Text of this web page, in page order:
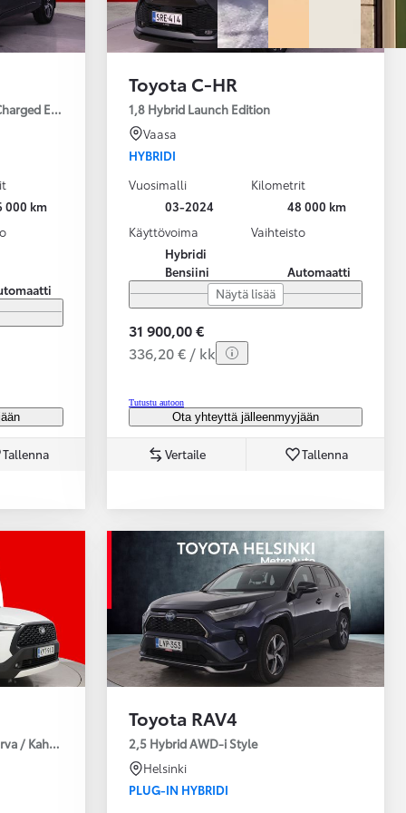
Edition
000 km
Tallenna
Toyota C-HR
1,8 Hybrid Launch Edition
Vaasa
HYBRIDI
Vuosimalli
03-2024
Kilometrit
48 000 km
Käyttövoima
Hybridi
Bensiini
Vaihteisto
Automaatti
Näytä lisää
31 900,00 €
336,20 € / kk
Tutustu autoon
Ota yhteyttä jälleenmyyjään
Vertaile Tallenna
/ Kahdet Renkaat / Huoltokirja / Moottorinlämmitin!
Toyota RAV4
2,5 Hybrid AWD-i Style
Helsinki
PLUG-IN HYBRIDI